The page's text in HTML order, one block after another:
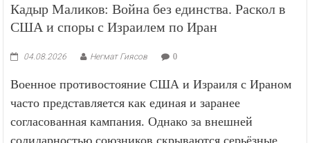
Кадыр Маликов: Война без единства. Раскол в
США и споры с Израилем по Иран
04.08.2026 Негмат Гиясов 0
Военное противостояние США и Израиля с Ираном
часто представляется как единая и заранее
согласованная кампания. Однако за внешней
солидарностью союзников скрываются серьёзные